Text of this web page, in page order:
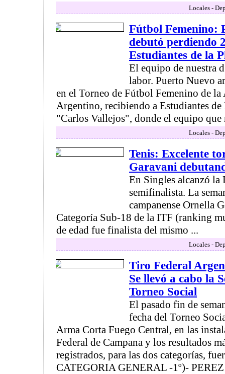
Locales -
Fútbol Femenino:
debutó perdiendo
Estudiantes de la
El equipo de nuestra
labor. Puerto Nuevo
en el Torneo de Fútbol Femenino de
Argentino, recibiendo a Estudiantes de
"Carlos Vallejos", donde el equipo que
Locales -
Tenis: Excelente
Garavani
En Singles alcanzó
semifinalista. La
campanense Ornella
Categoría Sub-18 de la ITF (ranking
de edad fue finalista del mismo ...
Locales -
Tiro Federal
Se llevó a cabo la
Torneo Social
El pasado fin de
fecha del Torneo
Arma Corta Fuego Central, en las
Federal de Campana y los resultados
registrados, para las dos categorías,
CATEGORIA GENERAL -1º)-